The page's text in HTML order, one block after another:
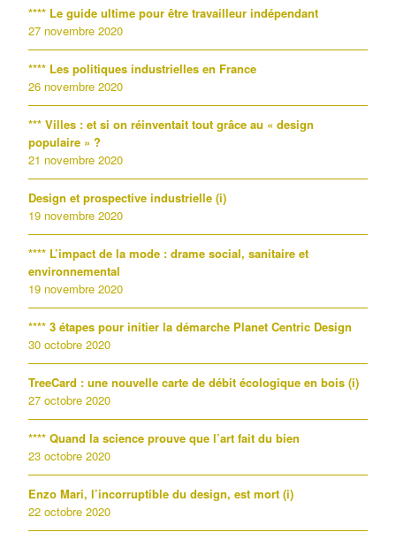
**** Le guide ultime pour être travailleur indépendant
27 novembre 2020
**** Les politiques industrielles en France
26 novembre 2020
*** Villes : et si on réinventait tout grâce au « design
populaire » ?
21 novembre 2020
Design et prospective industrielle (i)
19 novembre 2020
**** L’impact de la mode : drame social, sanitaire et
environnemental
19 novembre 2020
**** 3 étapes pour initier la démarche Planet Centric Design
30 octobre 2020
TreeCard : une nouvelle carte de débit écologique en bois (i)
27 octobre 2020
**** Quand la science prouve que l’art fait du bien
23 octobre 2020
Enzo Mari, l’incorruptible du design, est mort (i)
22 octobre 2020